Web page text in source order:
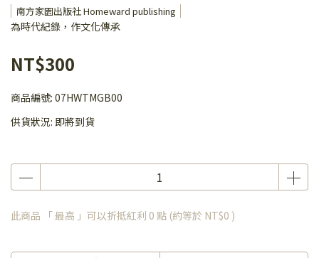
南方家園出版社 Homeward publishing
為時代紀錄，作文化傳承
NT$300
商品編號: 07HWTMGB00
供貨狀況: 即將到貨
此商品 「 最高 」可以折抵紅利 0 點 (約等於 NT$0 )